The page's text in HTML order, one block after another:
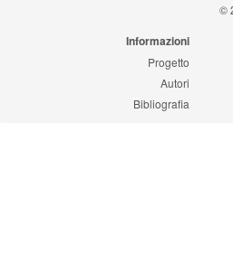
©
Informazioni
Progetto
Autori
Bibliografia